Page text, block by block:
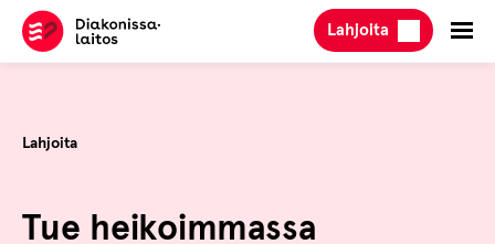
Hyppää
sisältöön
Lahjoita
Lahjoita
Tue heikoimmassa